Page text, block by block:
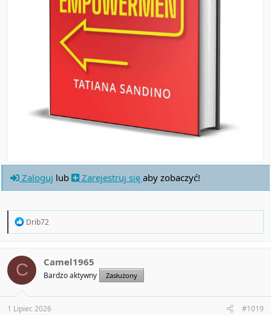
Zaloguj lub Zarejestruj się aby zobaczyć!
R
t
i
s
:
Drib72
C Camel1965
Bardzo aktywny Zasłużony
1 Lipiec 2026 #1019